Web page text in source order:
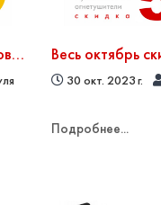
Скидка 5% на порошковые и углекислотные огнетушители в октябре!
30 окт. 2023 г.
Подробнее...